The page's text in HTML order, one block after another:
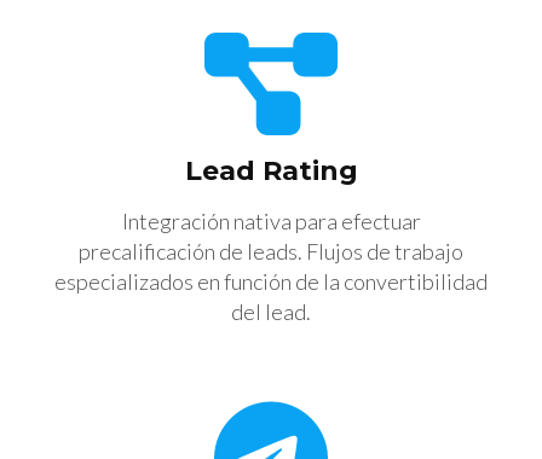
Lead Rating
Integración nativa para efectuar
precalificación de leads. Flujos de trabajo
especializados en función de la convertibilidad
del lead.